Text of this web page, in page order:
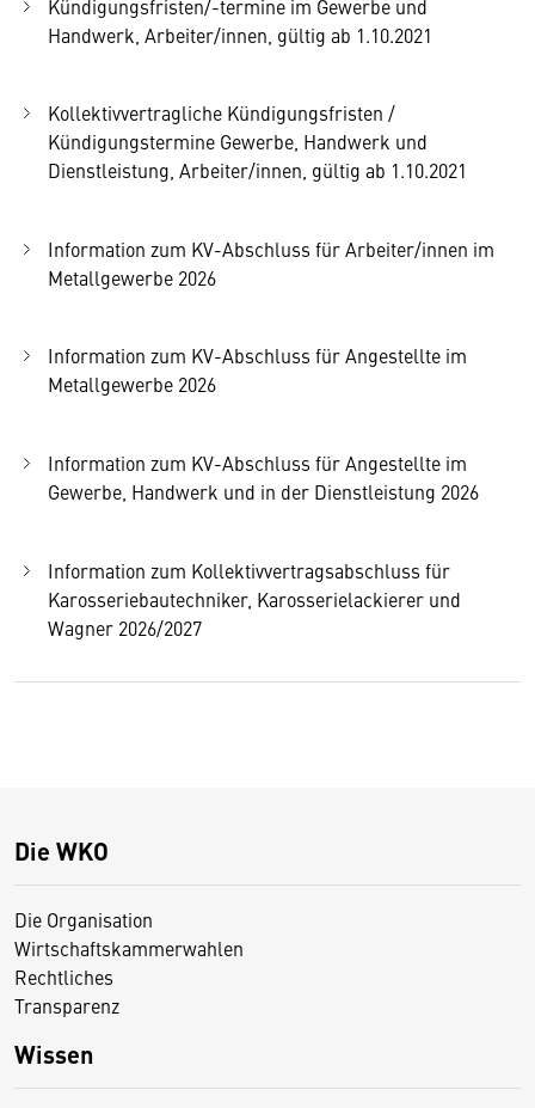
Kündigungsfristen/-termine im Gewerbe und
Handwerk, Arbeiter/innen, gültig ab 1.10.2021
Kollektivvertragliche Kündigungsfristen /
Kündigungstermine Gewerbe, Handwerk und
Dienstleistung, Arbeiter/innen, gültig ab 1.10.2021
Information zum KV-Abschluss für Arbeiter/innen im
Metallgewerbe 2026
Information zum KV-Abschluss für Angestellte im
Metallgewerbe 2026
Information zum KV-Abschluss für Angestellte im
Gewerbe, Handwerk und in der Dienstleistung 2026
Information zum Kollektivvertragsabschluss für
Karosseriebautechniker, Karosserielackierer und
Wagner 2026/2027
Die WKO
Die Organisation
Wirtschaftskammerwahlen
Rechtliches
Transparenz
Wissen